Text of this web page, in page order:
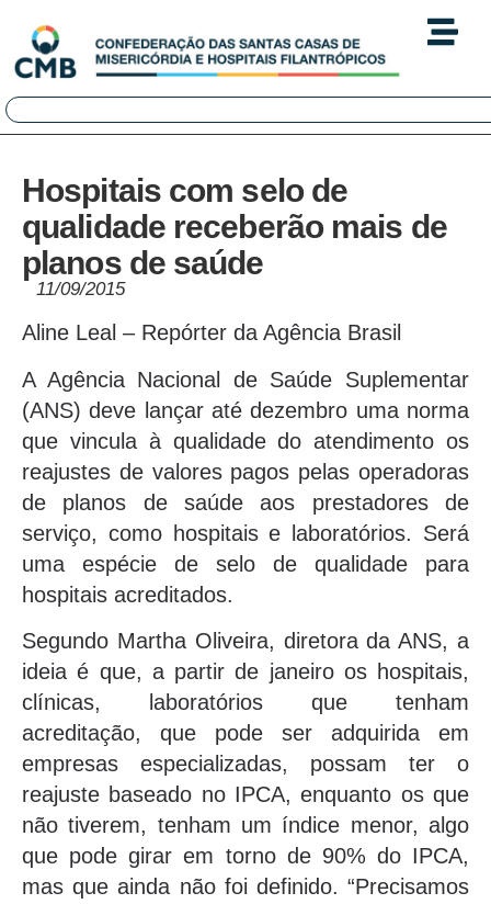
Hospitais com selo de
qualidade receberão mais de
planos de saúde
11/09/2015
Aline Leal – Repórter da Agência Brasil
A Agência Nacional de Saúde Suplementar
(ANS) deve lançar até dezembro uma norma
que vincula à qualidade do atendimento os
reajustes de valores pagos pelas operadoras
de planos de saúde aos prestadores de
serviço, como hospitais e laboratórios. Será
uma espécie de selo de qualidade para
hospitais acreditados.
Segundo Martha Oliveira, diretora da ANS, a
ideia é que, a partir de janeiro os hospitais,
clínicas, laboratórios que tenham
acreditação, que pode ser adquirida em
empresas especializadas, possam ter o
reajuste baseado no IPCA, enquanto os que
não tiverem, tenham um índice menor, algo
que pode girar em torno de 90% do IPCA,
mas que ainda não foi definido. “Precisamos